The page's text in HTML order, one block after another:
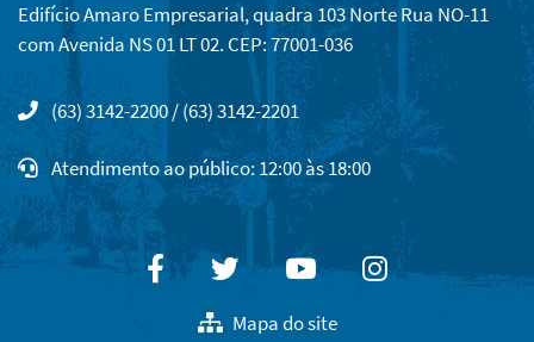
Edifício Amaro Empresarial, quadra 103 Norte Rua NO-11
com Avenida NS 01 LT 02. CEP: 77001-036
(63) 3142-2200 / (63) 3142-2201
Atendimento ao público: 12:00 às 18:00
FacebookTwitterYoutubeInstagram
Mapa do site